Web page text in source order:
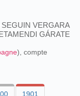
SEGUIN VERGARA
GÁRATE
), compte
1901